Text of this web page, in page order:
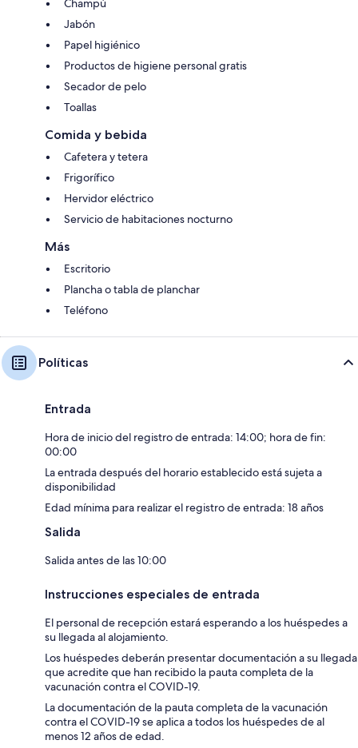
Champú
Jabón
Papel higiénico
Productos de higiene personal gratis
Secador de pelo
Toallas
Comida y bebida
Cafetera y tetera
Frigorífico
Hervidor eléctrico
Servicio de habitaciones nocturno
Más
Escritorio
Plancha o tabla de planchar
Teléfono
Políticas
Entrada
Hora de inicio del registro de entrada: 14:00; hora de fin:
00:00
La entrada después del horario establecido está sujeta a
disponibilidad
Edad mínima para realizar el registro de entrada: 18 años
Salida
Salida antes de las 10:00
Instrucciones especiales de entrada
El personal de recepción estará esperando a los huéspedes a
su llegada al alojamiento.
Los huéspedes deberán presentar documentación a su llegada
que acredite que han recibido la pauta completa de la
vacunación contra el COVID-19.
La documentación de la pauta completa de la vacunación
contra el COVID-19 se aplica a todos los huéspedes de al
menos 12 años de edad.